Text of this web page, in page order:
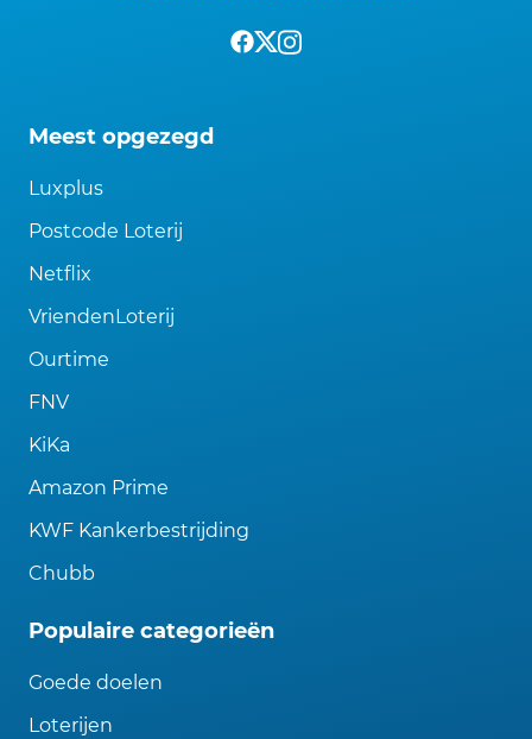
Meest opgezegd
Luxplus
Postcode Loterij
Netflix
VriendenLoterij
Ourtime
FNV
KiKa
Amazon Prime
KWF Kankerbestrijding
Chubb
Populaire categorieën
Goede doelen
Loterijen